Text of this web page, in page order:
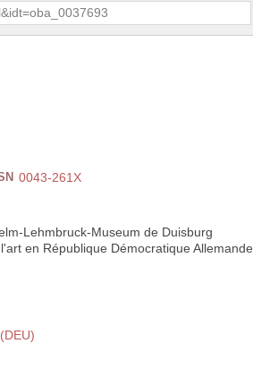
0043-261X
Lehmbruck-Museum de Duisburg
en République Démocratique Allemande